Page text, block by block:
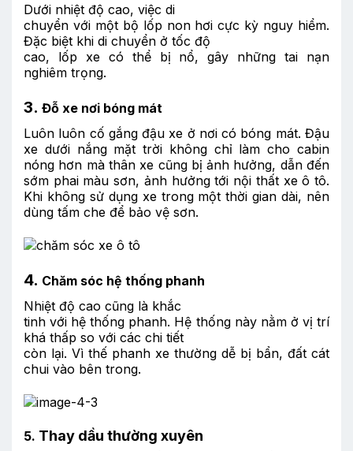
Dưới nhiệt độ cao, việc di
chuyển với một bộ lốp non hơi cực kỳ nguy hiểm.
Đặc biệt khi di chuyển ở tốc độ
cao, lốp xe có thể bị nổ, gây những tai nạn
nghiêm trọng.
3. Đỗ xe nơi bóng mát
Luôn luôn cố gắng đậu xe ở nơi có bóng mát. Đậu
xe dưới nắng mặt trời không chỉ làm cho cabin
nóng hơn mà thân xe cũng bị ảnh hưởng, dẫn đến
sớm phai màu sơn, ảnh hưởng tới nội thất xe ô tô.
Khi không sử dụng xe trong một thời gian dài, nên
dùng tấm che để bảo vệ sơn.
4. Chăm sóc hệ thống phanh
Nhiệt độ cao cũng là khắc
tinh với hệ thống phanh. Hệ thống này nằm ở vị trí
khá thấp so với các chi tiết
còn lại. Vì thế phanh xe thường dễ bị bẩn, đất cát
chui vào bên trong.
5. Thay dầu thường xuyên